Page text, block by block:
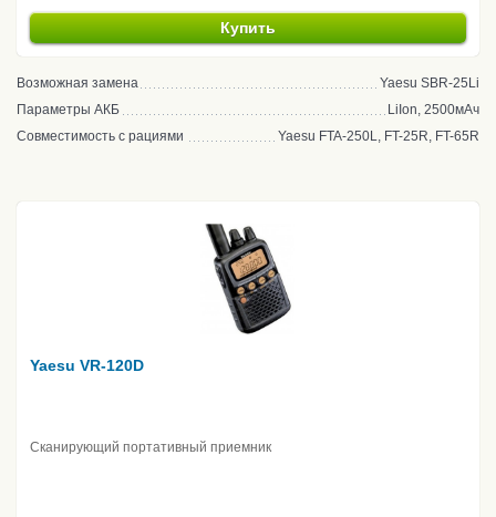
Купить
Возможная замена
Yaesu SBR-25Li
Параметры АКБ
LiIon, 2500мАч
Совместимость с рациями
Yaesu FTA-250L, FT-25R, FT-65R
Yaesu VR-120D
Сканирующий портативный приемник